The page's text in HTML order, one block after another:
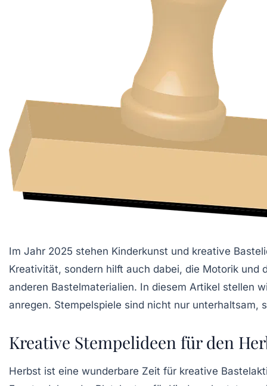
Im Jahr 2025 stehen Kinderkunst und kreative
Kreativität, sondern hilft auch dabei, die Motorik und
anderen Bastelmaterialien. In diesem Artikel stellen
anregen. Stempelspiele sind nicht nur
Kreative Stempelideen für den
Herbst ist eine wunderbare Zeit für kreative